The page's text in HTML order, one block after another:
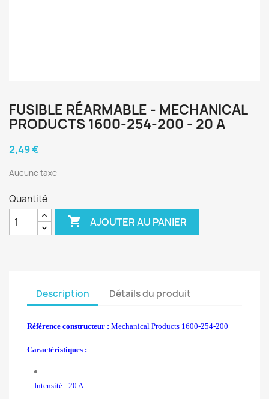
FUSIBLE RÉARMABLE - MECHANICAL
PRODUCTS 1600-254-200 - 20 A
2,49 €
Aucune taxe
Quantité
 AJOUTER AU PANIER
Description Détails du produit
Référence constructeur : Mechanical Products 1600-254-200
Caractéristiques :
Intensité : 20 A